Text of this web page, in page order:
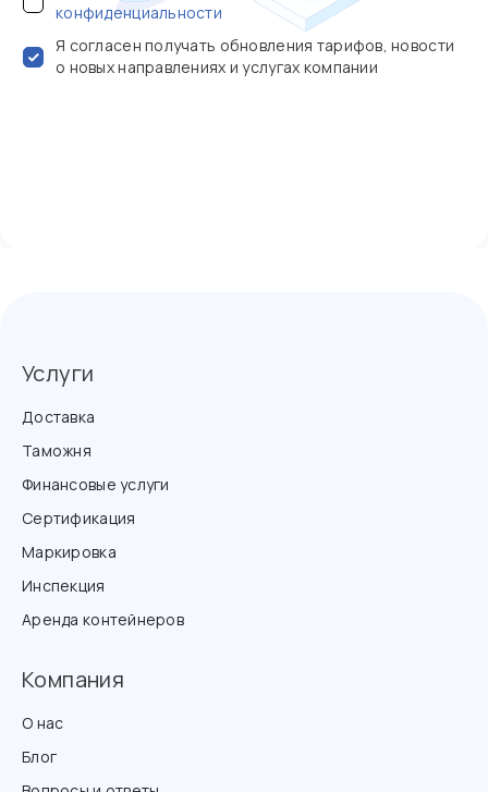
конфиденциальности
Я согласен получать обновления тарифов, новости
о новых направлениях и услугах компании
Услуги
Доставка
Таможня
Финансовые услуги
Сертификация
Маркировка
Инспекция
Аренда контейнеров
Компания
О нас
Блог